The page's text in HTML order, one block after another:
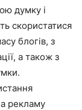
думку і
скористатися
блогів, з
а також з
рекламу